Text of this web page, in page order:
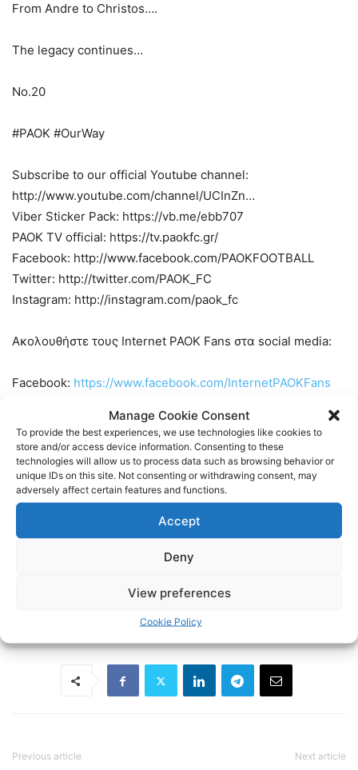
Manage Cookie Consent
To provide the best experiences, we use technologies like cookies to
store and/or access device information. Consenting to these
technologies will allow us to process data such as browsing behavior or
unique IDs on this site. Not consenting or withdrawing consent, may
adversely affect certain features and functions.
Accept
Deny
View preferences
Cookie Policy
From Andre to Christos….
The legacy continues…
No.20
#PAOK #OurWay
Subscribe to our official Youtube channel:
http://www.youtube.com/channel/UCInZn…
Viber Sticker Pack: https://vb.me/ebb707
PAOK TV official: https://tv.paokfc.gr/
Facebook: http://www.facebook.com/PAOKFOOTBALL
Twitter: http://twitter.com/PAOK_FC
Instagram: http://instagram.com/paok_fc
Ακολουθήστε τους Internet PAOK Fans στα social media:
Facebook: https://www.facebook.com/InternetPAOKFans
https://twitter.com/www_paok_gr
Linkedin:https://www.linkedin.com/in/internet-paok-fans-
601b24248
https://www.instagram.com/internetpaokfans
Previous article Next article